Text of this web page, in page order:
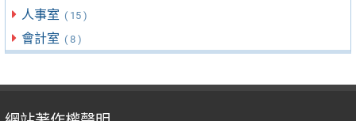
人事室 ( 15 )
會計室 ( 8 )